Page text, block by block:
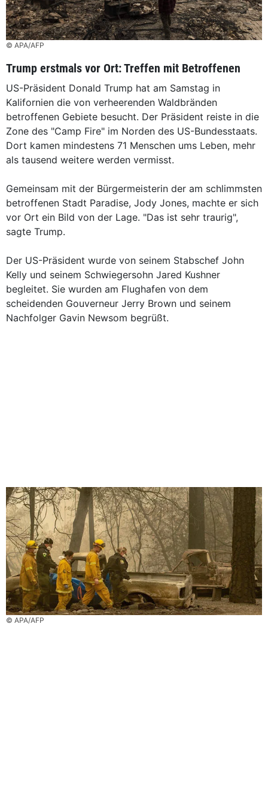
© APA/AFP
Trump erstmals vor Ort: Treffen mit Betroffenen
US-Präsident Donald Trump hat am Samstag in
Kalifornien die von verheerenden Waldbränden
betroffenen Gebiete besucht. Der Präsident reiste in die
Zone des "Camp Fire" im Norden des US-Bundesstaats.
Dort kamen mindestens 71 Menschen ums Leben, mehr
als tausend weitere werden vermisst.
Gemeinsam mit der Bürgermeisterin der am schlimmsten
betroffenen Stadt Paradise, Jody Jones, machte er sich
vor Ort ein Bild von der Lage. "Das ist sehr traurig",
sagte Trump.
Der US-Präsident wurde von seinem Stabschef John
Kelly und seinem Schwiegersohn Jared Kushner
begleitet. Sie wurden am Flughafen von dem
scheidenden Gouverneur Jerry Brown und seinem
Nachfolger Gavin Newsom begrüßt.
© APA/AFP